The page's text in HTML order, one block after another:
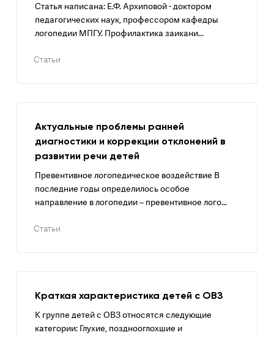
Статья написана: Е.Ф. Архиповой - доктором
педагогических наук, профессором кафедры
логопедии МПГУ. Профилактика заикани...
Статьи
Актуальные проблемы ранней
диагностики и коррекции отклонений в
развитии речи детей
Превентивное логопедическое воздействие В
последние годы определилось особое
направление в логопедии – превентивное лого...
Статьи
Краткая характеристика детей с ОВЗ
К группе детей с ОВЗ относятся следующие
категории: Глухие, позднооглох­шие и